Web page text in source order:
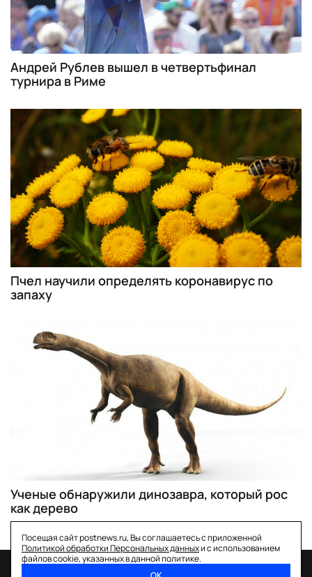
Андрей Рублев вышел в четвертьфинал
турнира в Риме
Пчел научили определять коронавирус по
запаху
Ученые обнаружили динозавра, который рос
как дерево
Посещая сайт postnews.ru, Вы соглашаетесь с приложенной
Политикой обработки Персональных данныхи с использованием
файлов cookie, указанных в данной политике.